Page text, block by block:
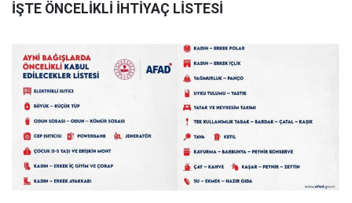
İŞTE ÖNCELİKLİ İHTİYAÇ LİSTESİ